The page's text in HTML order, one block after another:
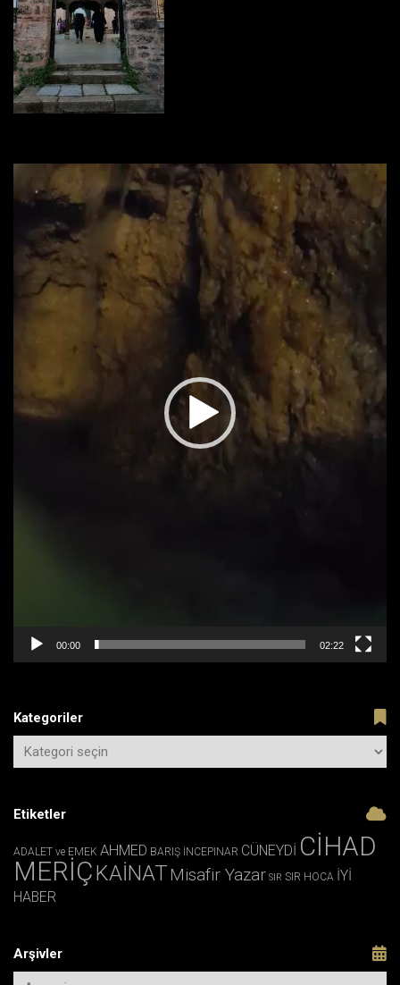
oynatıcı
00:00 02:22
Kategoriler
Etiketler
ADALET ve EMEK AHMED BARIŞ İNCEPINAR CÜNEYDİ CİHAD
MERİÇKAİNATMisafir Yazar SIR SIR HOCA İYİ
HABER
Arşivler